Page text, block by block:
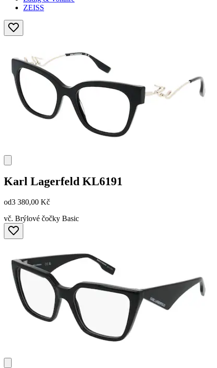
ZEISS
Karl Lagerfeld KL6191
od3 380,00 Kč
vč. Brýlové čočky Basic